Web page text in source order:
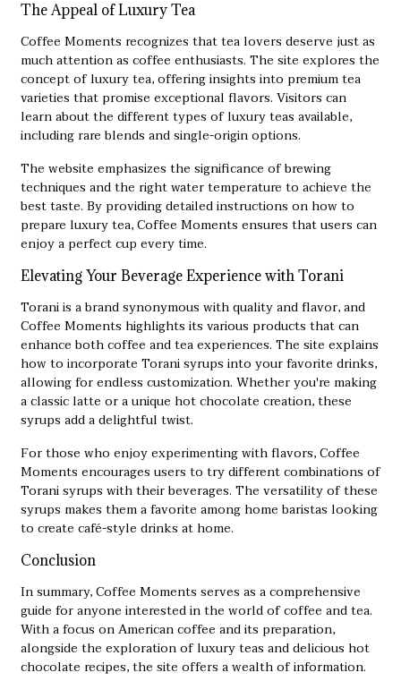
The Appeal of Luxury Tea
Coffee Moments recognizes that tea lovers deserve just as
much attention as coffee enthusiasts. The site explores the
concept ofluxury tea, offering insights into premium tea
varieties that promise exceptional flavors. Visitors can
learn about the different types of luxury teas available,
including rare blends and single-origin options.
The website emphasizes the significance of brewing
techniques and the right water temperature to achieve the
best taste. By providing detailed instructions on how to
prepare luxury tea, Coffee Moments ensures that users can
enjoy a perfect cup every time.
Elevating Your Beverage Experience with Torani
Torani is a brand synonymous with quality and flavor, and
Coffee Moments highlights its various products that can
enhance both coffee and tea experiences. The site explains
how to incorporate Torani syrups into your favorite drinks,
allowing for endless customization. Whether you're making
a classic latte or a unique hot chocolate creation, these
syrups add a delightful twist.
For those who enjoy experimenting with flavors, Coffee
Moments encourages users to try different combinations of
Torani syrups with their beverages. The versatility of these
syrups makes them a favorite among home baristas looking
to create café-style drinks at home.
Conclusion
In summary, Coffee Moments serves as a comprehensive
guide for anyone interested in the world of coffee and tea.
With a focus on American coffee and its preparation,
alongside the exploration of luxury teas and delicious hot
chocolate recipes, the site offers a wealth of information.